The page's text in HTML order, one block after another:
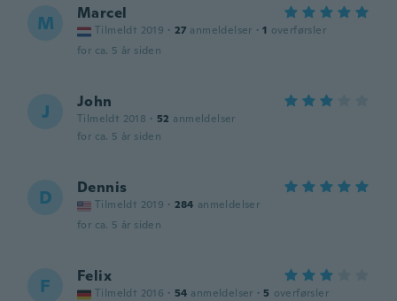
M Marcel
Tilmeldt 2019 · 27 anmeldelser · 1 overførsler
for ca. 5 år siden
J John
Tilmeldt 2018 · 52 anmeldelser
for ca. 5 år siden
D Dennis
Tilmeldt 2019 · 284 anmeldelser
for ca. 5 år siden
F Felix
Tilmeldt 2016 · 54 anmeldelser · 5 overførsler